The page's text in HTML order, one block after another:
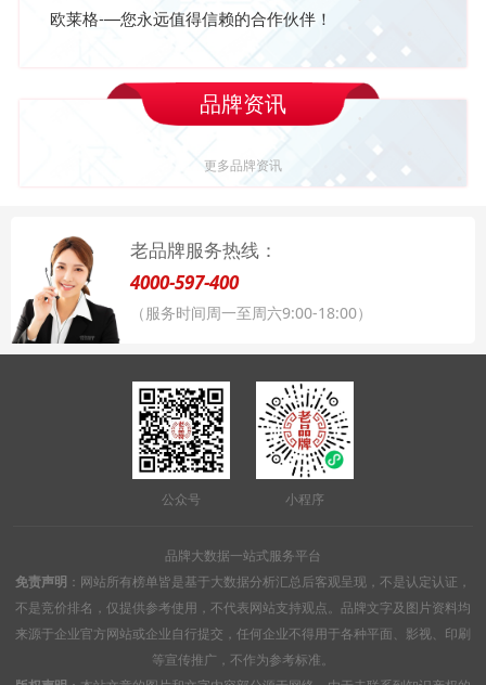
欧莱格-—您永远值得信赖的合作伙伴！
品牌资讯
更多品牌资讯
老品牌服务热线：
4000-597-400
（服务时间周一至周六9:00-18:00）
公众号 小程序
品牌大数据一站式服务平台
免责声明 ：网站所有榜单皆是基于大数据分析汇总后客观呈现，不是认定认证，
不是竞价排名，仅提供参考使用，不代表网站支持观点。品牌文字及图片资料均
来源于企业官方网站或企业自行提交，任何企业不得用于各种平面、影视、印刷
等宣传推广，不作为参考标准。